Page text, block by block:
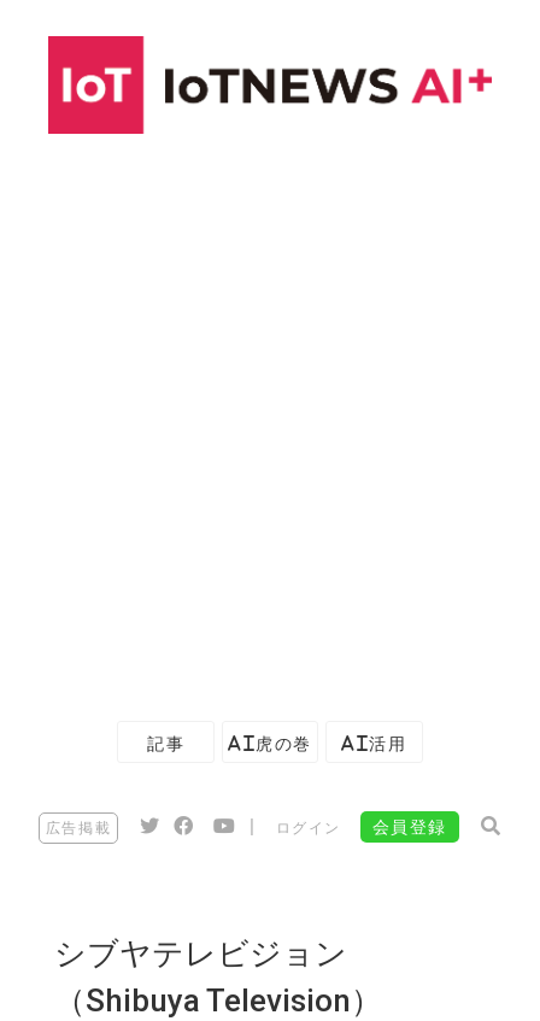
記事 AI虎の巻 AI活用
広告掲載 ログイン 会員登録
シブヤテレビジョン
（Shibuya Television）